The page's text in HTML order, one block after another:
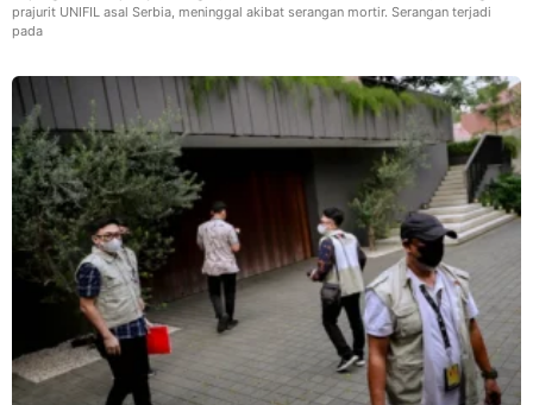
prajurit UNIFIL asal Serbia, meninggal akibat serangan mortir. Serangan terjadi
pada